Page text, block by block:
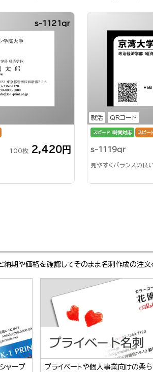
s-1121qr
100枚 2,420円
就活 QRコード
スピード1時間対応 スピー
s-1119qr
見やすくバランスの良
納期や価格を確認してそのまま名刺作成の注文
ャープ
プライベートや個人事業向けの柔